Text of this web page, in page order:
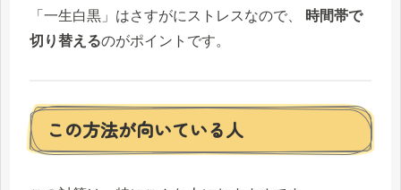
「一生白黒」はさすがにストレスなので、
時間帯で
切り替えるのがポイントです。
この方法が向いている人